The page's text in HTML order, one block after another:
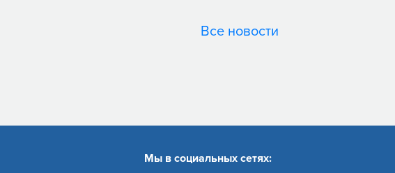
Все новости
Мы в социальных сетях: